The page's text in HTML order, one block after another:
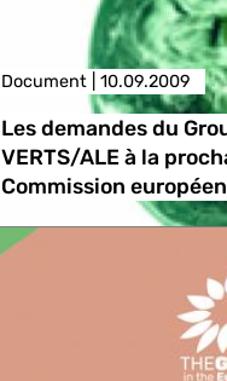
Document | 10.09.2009
Les demandes du
VERTS/ALE à la
Commission